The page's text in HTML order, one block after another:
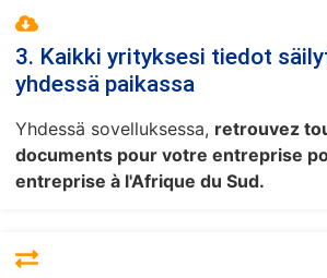
3. Kaikki yrityksesi tiedot
yhdessä paikassa
Yhdessä sovelluksessa, retrouvez
documents pour votre entreprise
entreprise à l'Afrique du Sud.